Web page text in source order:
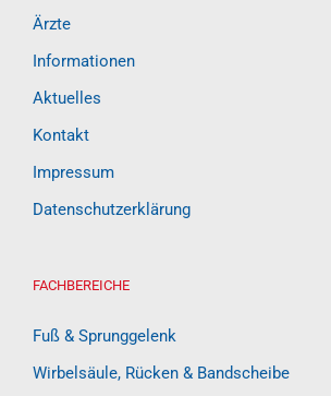
Ärzte
Informationen
Aktuelles
Kontakt
Impressum
Datenschutzerklärung
FACHBEREICHE
Fuß & Sprunggelenk
Wirbelsäule, Rücken & Bandscheibe